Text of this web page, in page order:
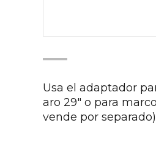
Usa el adaptador
aro 29" o para
vende por separado)